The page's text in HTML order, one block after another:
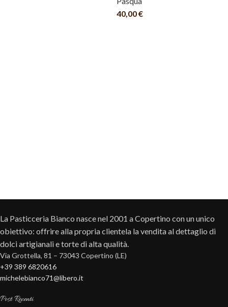
40,00€
La Pasticceria Bianco nasce nel 2001 a Copertino con un unico
obiettivo: offrire alla propria clientela la vendita al dettaglio di
dolci artigianali e torte di alta qualità.
Via Grottella, 81 – 73043 Copertino (LE)
+39 389 6820616
michelebianco71@libero.it
Post Recenti